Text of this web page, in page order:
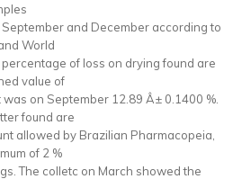
September and December according to
World
of loss on drying found are
value of
on September 12.89 Â± 0.1400 %.
found are
allowed by Brazilian Pharmacopeia,
of 2 %
The colletc on March showed the